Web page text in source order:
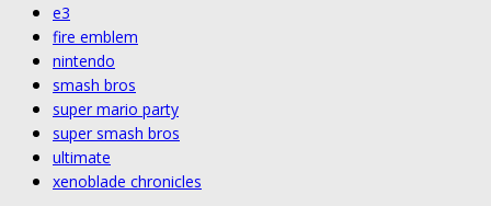
e3
fire emblem
nintendo
smash bros
super mario party
super smash bros
ultimate
xenoblade chronicles